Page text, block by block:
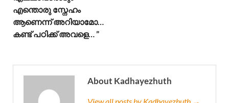
എന്തൊരു സ്നേഹം
ആണെന്ന് അറിയാമോ…
കണ്ട് പഠിക്ക് അവളെ… ”
About Kadhayezhuth